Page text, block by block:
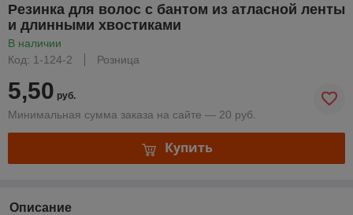
Резинка для волос с бантом из атласной ленты
и длинными хвостиками
В наличии
Код: 1-124-2
Розница
5,50 руб.
Минимальная сумма заказа на сайте — 20 руб.
Купить
Описание